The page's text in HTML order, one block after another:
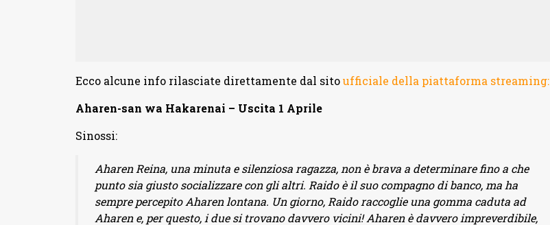
Ecco alcune info rilasciate direttamente dal sitoufficiale della piattaforma streaming:
Aharen-san wa Hakarenai – Uscita 1 Aprile
Sinossi:
Aharen Reina, una minuta e silenziosa ragazza, non è brava a determinare fino a che
punto sia giusto socializzare con gli altri. Raido è il suo compagno di banco, ma ha
sempre percepito Aharen lontana. Un giorno, Raido raccoglie una gomma caduta ad
Aharen e, per questo, i due si trovano davvero vicini! Aharen è davvero impreverdibile,